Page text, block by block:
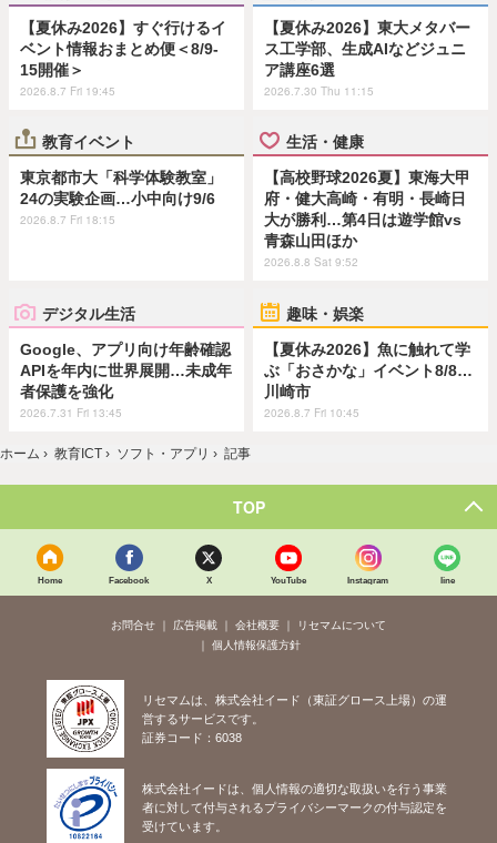
【夏休み2026】すぐ行けるイ
ベント情報おまとめ便＜8/9-
15開催＞
2026.8.7 Fri 19:45
【夏休み2026】東大メタバー
ス工学部、生成AIなどジュニ
ア講座6選
2026.7.30 Thu 11:15
教育イベント
東京都市大「科学体験教室」
24の実験企画…小中向け9/6
2026.8.7 Fri 18:15
生活・健康
【高校野球2026夏】東海大甲
府・健大高崎・有明・長崎日
大が勝利…第4日は遊学館vs
青森山田ほか
2026.8.8 Sat 9:52
デジタル生活
Google、アプリ向け年齢確認
APIを年内に世界展開…未成年
者保護を強化
2026.7.31 Fri 13:45
趣味・娯楽
【夏休み2026】魚に触れて学
ぶ「おさかな」イベント8/8…
川崎市
2026.8.7 Fri 10:45
ホーム › 教育ICT › ソフト・アプリ › 記事
TOP
Home Facebook X YouTube Instagram line
お問合せ 広告掲載 会社概要
リセマムについて
個人情報保護方針
リセマムは、株式会社イード（東証グロース上場）の運
営するサービスです。
証券コード：6038
株式会社イードは、個人情報の適切な取扱いを行う事業
者に対して付与されるプライバシーマークの付与認定を
受けています。